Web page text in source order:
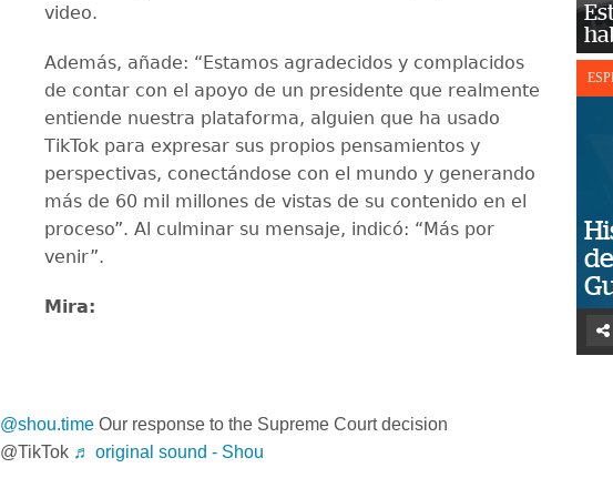
video.
Además, añade: “Estamos agradecidos y complacidos
de contar con el apoyo de un presidente que realmente
entiende nuestra plataforma, alguien que ha usado
TikTok para expresar sus propios pensamientos y
perspectivas, conectándose con el mundo y generando
más de 60 mil millones de vistas de su contenido en el
proceso”. Al culminar su mensaje, indicó: “Más por
venir”.
Mira:
@shou.time Our response to the Supreme Court decision
@TikTok ♬ original sound - Shou